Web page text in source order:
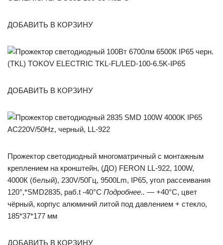
ДОБАВИТЬ В КОРЗИНУ
ДОБАВИТЬ В КОРЗИНУ
Прожектор светодиодный многоматричный с монтажным
креплением на кронштейн, (ДО) FERON LL-922, 100W,
4000К (белый), 230V/50Гц, 9500Lm, IP65, угол рассеивания
120°,*SMD2835, раб.t -40°C Подробнее.. — +40°C, цвет
чёрный, корпус алюминий литой под давлением + стекло,
185*37*177 мм
ДОБАВИТЬ В КОРЗИНУ